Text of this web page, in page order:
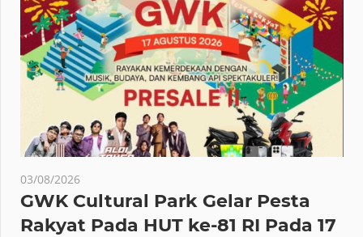
03/08/2026
GWK Cultural Park Gelar Pesta
Rakyat Pada HUT ke-81 RI Pada 17